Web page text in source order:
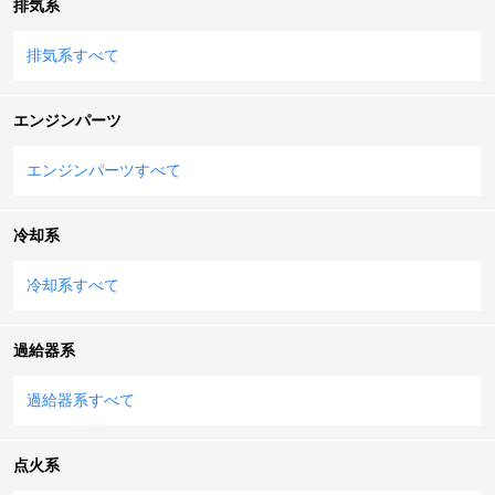
排気系
排気系すべて
エンジンパーツ
エンジンパーツすべて
冷却系
冷却系すべて
過給器系
過給器系すべて
点火系